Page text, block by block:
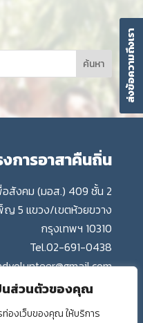
นส่วนตัวของคุณ
องเว็บของคุณ ให้บริการ
งการอาสาคืนถิ่น
สังคม (มอส.) 409 ชั้น 2
ญ 5 แขวง/เขตห้วยขวาง
กรุงเทพฯ 10310
Tel.02-691-0438
ส่งข้อความถึงเรา